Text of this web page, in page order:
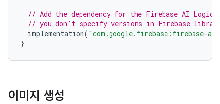
// Add the dependency for the Firebase AI Logic
// you don't specify versions in Firebase library
implementation( "com.google.firebase:firebase-ai"
}
이미지 생성